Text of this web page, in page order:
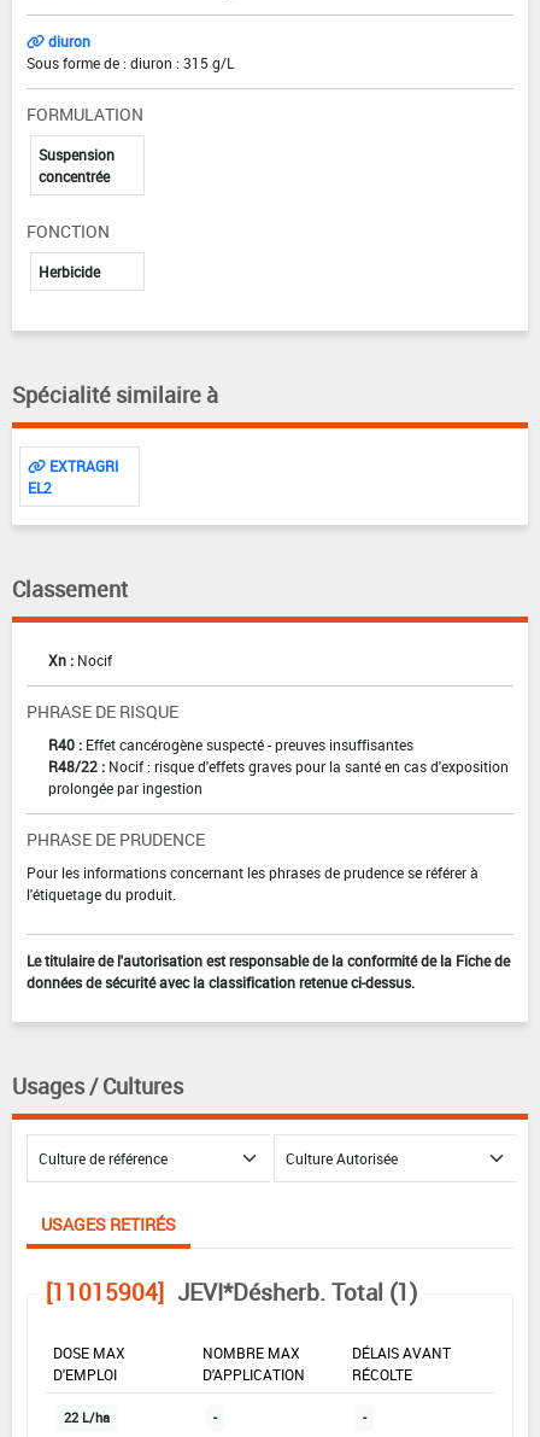
diuron
Sous forme de : diuron : 315 g/L
FORMULATION
Suspension
concentrée
FONCTION
Herbicide
Spécialité similaire à
EXTRAGRI
EL2
Classement
Xn : Nocif
PHRASE DE RISQUE
R40 : Effet cancérogène suspecté - preuves insuffisantes
R48/22 : Nocif : risque d'effets graves pour la santé en cas d'exposition
prolongée par ingestion
PHRASE DE PRUDENCE
Pour les informations concernant les phrases de prudence se référer à
l'étiquetage du produit.
Le titulaire de l'autorisation est responsable de la conformité de la Fiche de
données de sécurité avec la classification retenue ci-dessus.
Usages / Cultures
USAGES RETIRÉS
[11015904] JEVI*Désherb. Total (1)
DOSE MAX
D'EMPLOI
NOMBRE MAX
D'APPLICATION
DÉLAIS AVANT
RÉCOLTE
22 L/ha - -